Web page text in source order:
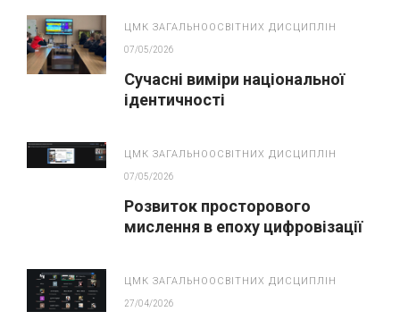
ЦМК ЗАГАЛЬНООСВІТНИХ ДИСЦИПЛІН
07/05/2026
Сучасні виміри національної
ідентичності
ЦМК ЗАГАЛЬНООСВІТНИХ ДИСЦИПЛІН
07/05/2026
Розвиток просторового
мислення в епоху цифровізації
ЦМК ЗАГАЛЬНООСВІТНИХ ДИСЦИПЛІН
27/04/2026